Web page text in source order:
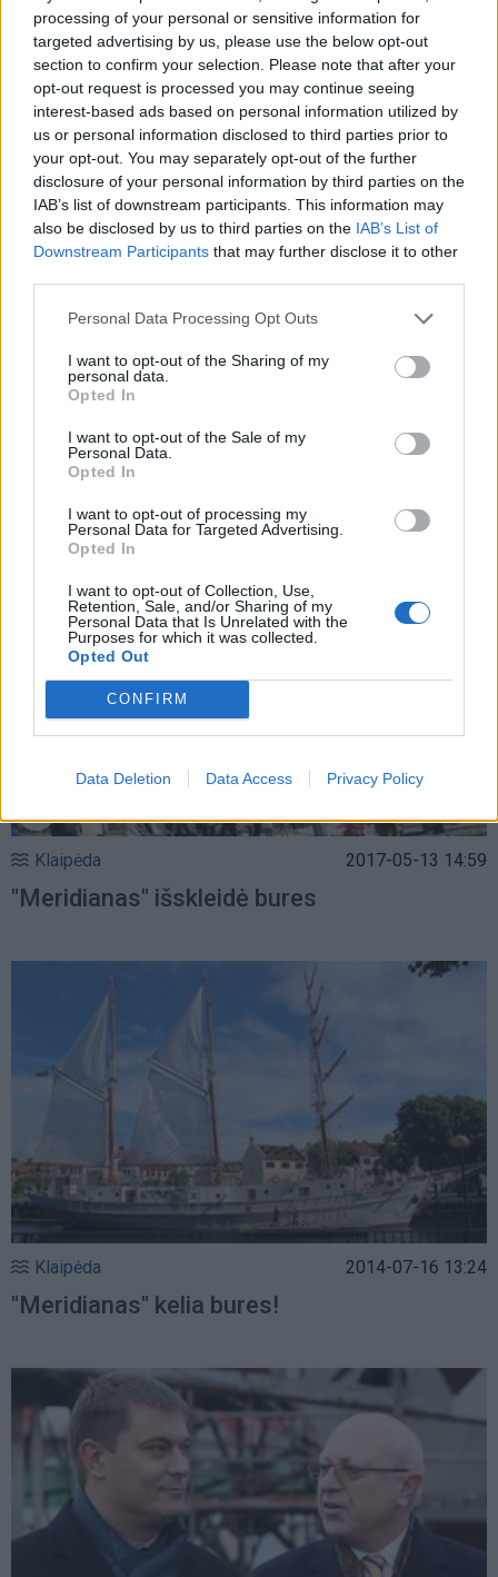
processing of your personal or sensitive information for
targeted advertising by us, please use the below opt-out
section to confirm your selection. Please note that after your
opt-out request is processed you may continue seeing
interest-based ads based on personal information utilized by
us or personal information disclosed to third parties prior to
your opt-out. You may separately opt-out of the further
disclosure of your personal information by third parties on the
IAB’s list of downstream participants. This information may
also be disclosed by us to third parties on the IAB’s List of
Downstream Participants that may further disclose it to other
Personal Data Processing Opt Outs
I want to opt-out of the Sharing of my
personal data.
Opted In
I want to opt-out of the Sale of my
Personal Data.
Opted In
I want to opt-out of processing my
Personal Data for Targeted Advertising.
Opted In
I want to opt-out of Collection, Use,
Retention, Sale, and/or Sharing of my
Personal Data that Is Unrelated with the
Purposes for which it was collected.
Opted Out
CONFIRM
Data Deletion Data Access Privacy Policy
Klaipėda 2020-06-10 11:00
Optimizmo šiam vasaros sezonui pajūryje
įpūs naujos „Meridiano“ burės
Klaipėda
"Meridianui" - ypatingas įvertinimas
Klaipėda 2017-05-13 14:59
"Meridianas" išskleidė bures
Klaipėda 2014-07-16 13:24
"Meridianas" kelia bures!